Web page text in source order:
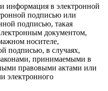
информация в электронной
подписью или
подписью, такая
документом,
носителе,
подписью, в случаях,
принимаемыми в
правовыми актами или
электронного